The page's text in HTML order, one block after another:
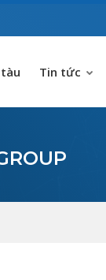
Tin tức